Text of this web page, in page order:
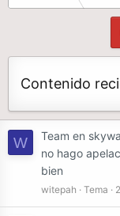
Contenido
W
Team en
no hago
bien
witepah Tema